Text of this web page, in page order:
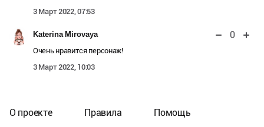
3 Март 2022, 07:53
Katerina Mirovaya 0
Очень нравится персонаж!
3 Март 2022, 10:03
О проекте Правила Помощь